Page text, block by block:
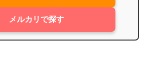
メルカリで探す